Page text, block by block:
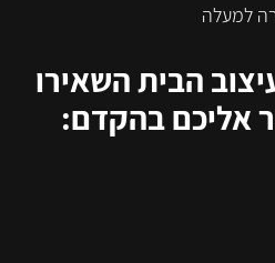
למעלה
הבית השאירו
אליכם בהקדם: